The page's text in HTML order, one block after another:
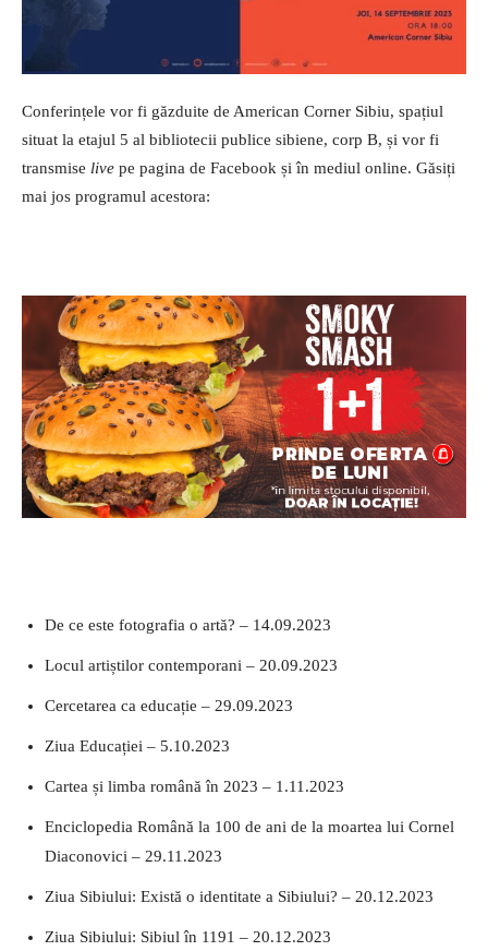
Conferințele vor fi găzduite de American Corner Sibiu, spațiul
situat la etajul 5 al bibliotecii publice sibiene, corp B, și vor fi
transmise live pe pagina de Facebook și în mediul online. Găsiți
mai jos programul acestora:
De ce este fotografia o artă? – 14.09.2023
Locul artiștilor contemporani – 20.09.2023
Cercetarea ca educație – 29.09.2023
Ziua Educației – 5.10.2023
Cartea și limba română în 2023 – 1.11.2023
Enciclopedia Română la 100 de ani de la moartea lui Cornel
Diaconovici – 29.11.2023
Ziua Sibiului: Există o identitate a Sibiului? – 20.12.2023
Ziua Sibiului: Sibiul în 1191 – 20.12.2023